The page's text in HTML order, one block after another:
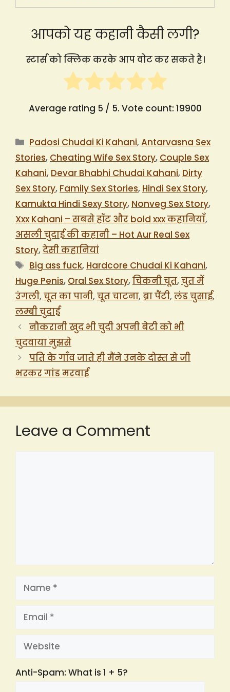
आपको यह कहानी कैसी लगी?
स्टार्स को क्लिक करके आप वोट कर सकते है।
Average rating 5 / 5. Vote count: 19900
Categories
Padosi Chudai Ki Kahani,Antarvasna Sex
Stories, Cheating Wife Sex Story, Couple Sex
Kahani, Devar Bhabhi Chudai Kahani, Dirty
Sex Story, Family Sex Stories, Hindi Sex Story,
Kamukta Hindi Sexy Story, Nonveg Sex Story,
Xxx Kahani – सबसे हॉट और bold xxx कहानियाँ,
असली चुदाई की कहानी – Hot Aur Real Sex
Story,देसी कहानियां
Tags
Big ass fuck, Hardcore Chudai Ki Kahani,
Huge Penis, Oral Sex Story,चिकनी चूत,चुत में
उंगली,चूत का पानी,चूत चाटना,ब्रा पैंटी,लंड चुसाई,
लम्बी चुदाई
नौकरानी खुद भी चुदी अपनी बेटी को भी
चुदवाया मुझसे
पति के गाँव जाते ही मैंने उनके दोस्त से जी
भरकर गांड मरवाई
Leave a Comment
Name
Email
Website
Anti-Spam: What is 1 + 5?